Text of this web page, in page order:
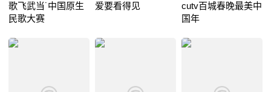
歌飞武当˙中国原生
民歌大赛
爱要看得见
cutv百城春晚最美中
国年